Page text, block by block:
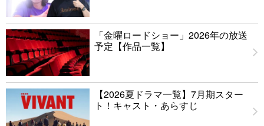
「金曜ロードショー」2026年の放送
予定【作品一覧】
【2026夏ドラマ一覧】7月期スター
ト！キャスト・あらすじ